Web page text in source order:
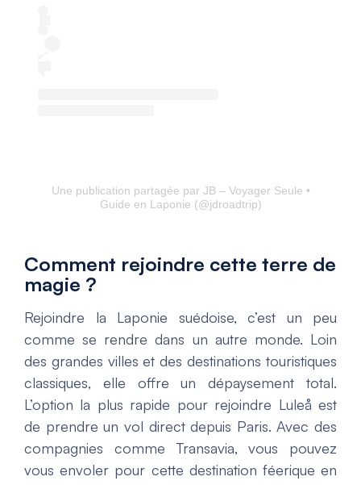
Une publication partagée par JB – Voyager Seule •
Guide en Laponie (@jdroadtrip)
Comment rejoindre cette terre de
magie ?
Rejoindre la Laponie suédoise, c’est un peu
comme se rendre dans un autre monde. Loin
des grandes villes et des destinations touristiques
classiques, elle offre un dépaysement total.
L’option la plus rapide pour rejoindre Luleå est
de prendre un vol direct depuis Paris. Avec des
compagnies comme Transavia, vous pouvez
vous envoler pour cette destination féerique en